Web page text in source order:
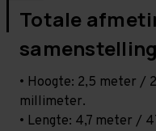
Totale
samenstelling
• Hoogte: 2,5 meter /
millimeter.
• Lengte: 4,7 meter /